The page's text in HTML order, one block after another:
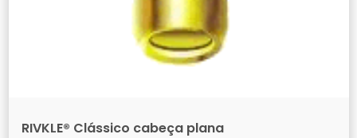
RIVKLE® Clássico cabeça plana